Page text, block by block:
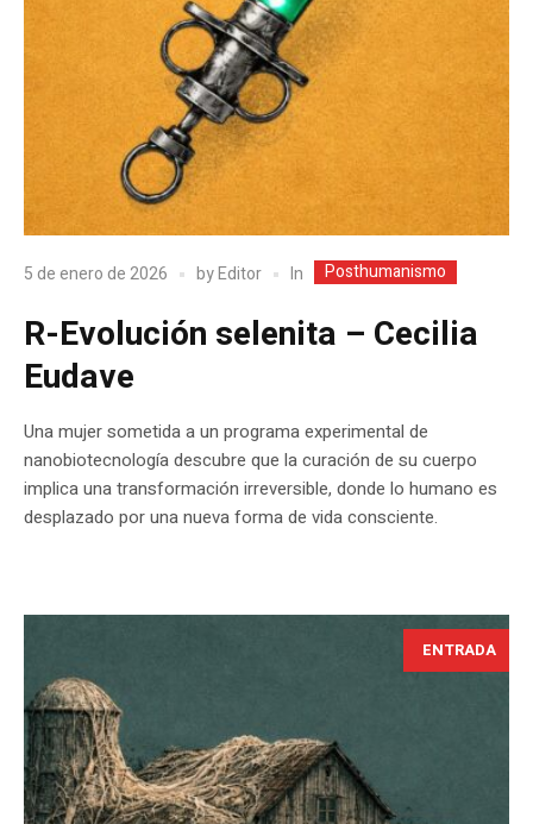
5 de enero de 2026 byEditor In Posthumanismo
R-Evolución selenita – Cecilia
Eudave
Una mujer sometida a un programa experimental de
nanobiotecnología descubre que la curación de su cuerpo
implica una transformación irreversible, donde lo humano es
desplazado por una nueva forma de vida consciente.
ENTRADA